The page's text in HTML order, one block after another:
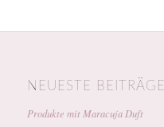
NEUESTE BEITRÄGE
Produkte mit Maracuja Duft